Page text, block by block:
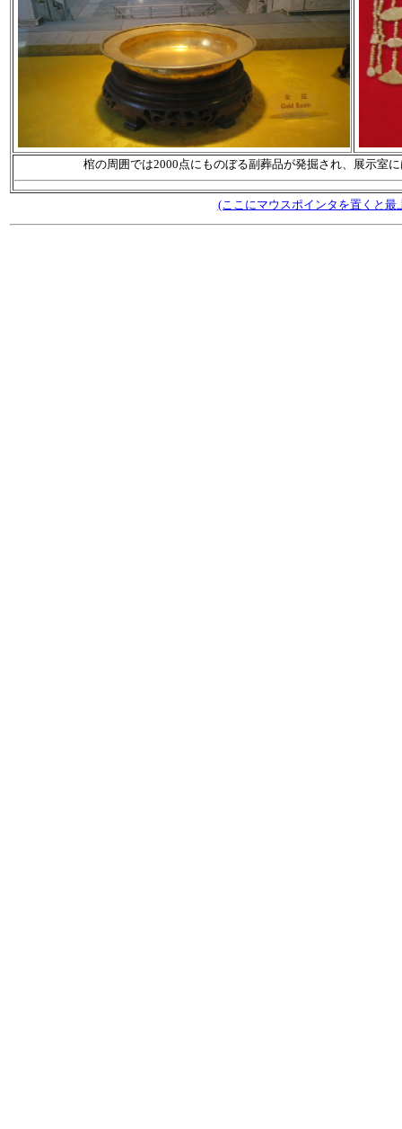
棺の周囲では2000点にものぼる副葬品が発掘され、展示室
(ここにマウスポインタを置くと最